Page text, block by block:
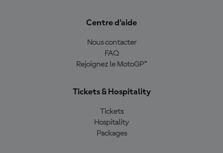
Centre d'aide
Nous contacter
FAQ
Rejoignez le MotoGP™
Tickets & Hospitality
Tickets
Hospitality
Packages